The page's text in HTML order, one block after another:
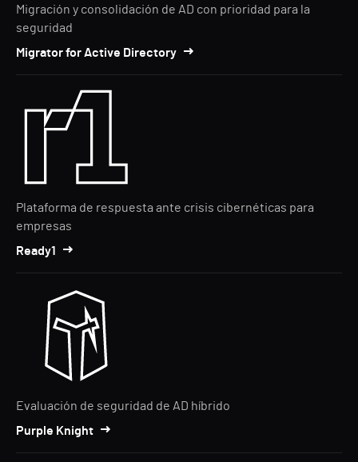
Migración y consolidación de AD con prioridad para la
seguridad
Migrator for Active Directory
Plataforma de respuesta ante crisis cibernéticas para
empresas
Ready1
Evaluación de seguridad de AD híbrido
Purple Knight